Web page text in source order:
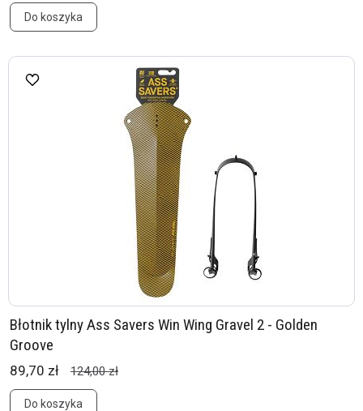
Do koszyka
Błotnik tylny Ass Savers Win Wing Gravel 2 - Golden
Groove
89,70 zł 124,00 zł
Do koszyka